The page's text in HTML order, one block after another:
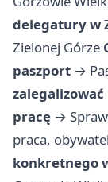
delegatury w
Zielonej Górze
paszport →
pracę →
praca,
konkretnego